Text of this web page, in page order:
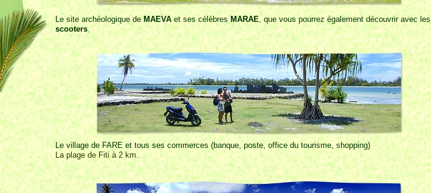
Le site archéologique de MAEVA et ses célèbresMARAE, que vous pourrez également découvrir avec les
scooters.
Le village de FARE et tous ses commerces (banque, poste, office du tourisme, shopping)
La plage de Fiti à 2 km.